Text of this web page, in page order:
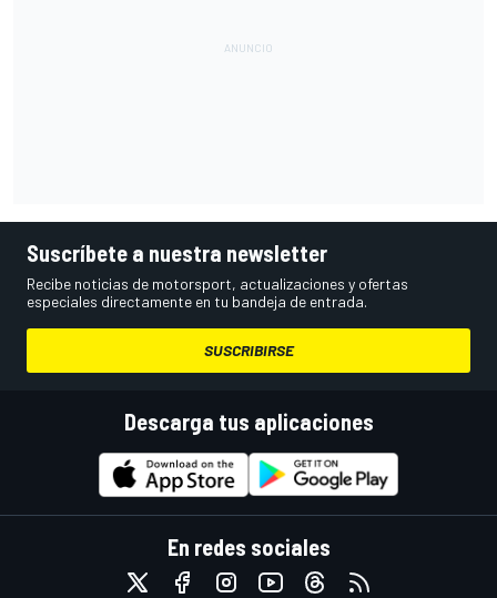
Suscríbete a nuestra newsletter
Recibe noticias de motorsport, actualizaciones y ofertas
especiales directamente en tu bandeja de entrada.
SUSCRIBIRSE
Descarga tus aplicaciones
En redes sociales